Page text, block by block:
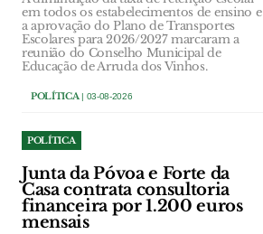
em todos os estabelecimentos de ensino e
a aprovação do Plano de Transportes
Escolares para 2026/2027 marcaram a
reunião do Conselho Municipal de
Educação de Arruda dos Vinhos.
POLÍTICA| 03-08-2026
POLÍTICA
Junta da Póvoa e Forte da
Casa contrata consultoria
financeira por 1.200 euros
mensais